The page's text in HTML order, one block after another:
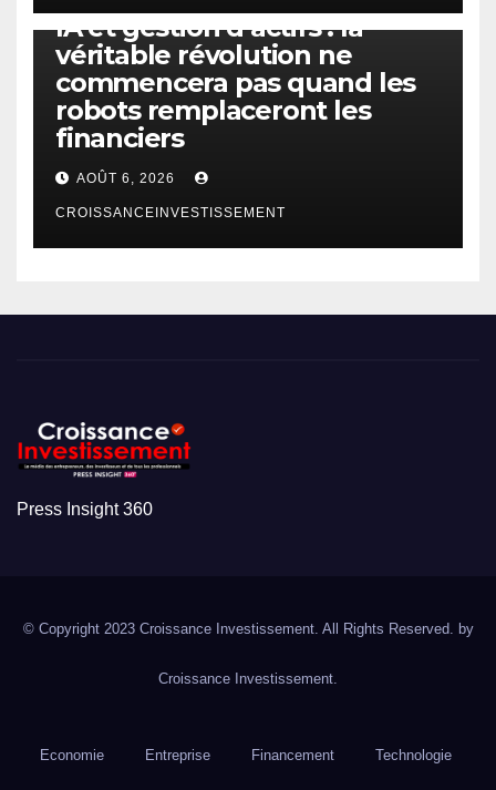
IA et gestion d’actifs : la
véritable révolution ne
commencera pas quand les
robots remplaceront les
financiers
AOÛT 6, 2026
CROISSANCEINVESTISSEMENT
Press Insight 360
© Copyright 2023 Croissance Investissement. All Rights Reserved. by
Croissance Investissement.
Economie Entreprise Financement Technologie